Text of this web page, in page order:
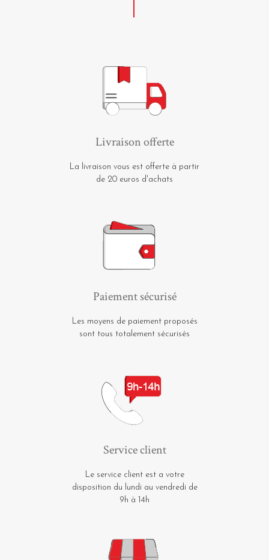
Livraison offerte
La livraison vous est offerte à partir
de 20 euros d'achats
Paiement sécurisé
Les moyens de paiement proposés
sont tous totalement sécurisés
Service client
Le service client est a votre
disposition du lundi au vendredi de
Magasins physiques